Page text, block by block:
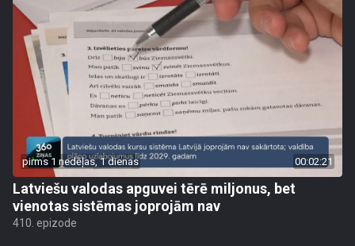
pirms 1 nedēļas, 1 dienas 00:02:21
Latviešu valodas apguvei tērē miljonus, bet
vienotas sistēmas joprojām nav
410. epizode